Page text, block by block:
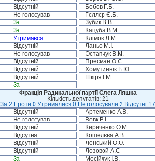
Відсутній Бобов Г.Б.
Не голосував Гєллєр Є.Б.
За Зубик В.В.
За Кацуба В.М.
Утримався Клімов Л.М.
Відсутній Ланьо М.І.
Не голосував Остапчук В.М.
Відсутній Пресман О.С.
Відсутній Хомутиннік В.Ю.
Відсутній Шкіря І.М.
За
Фракція Радикальної партії Олега Ляшка
Кількість депутатів: 21
За:2 Проти:0 Утрималися:0 Не голосували:2 Відсутні:17
Відсутній Артеменко А.В.
Не голосував Вовк В.І.
Відсутній Кириченко О.М.
Відсутня Кошелєва А.В.
Відсутній Ленський О.О.
Відсутній Лозовой А.С.
За Мосійчук І.В.